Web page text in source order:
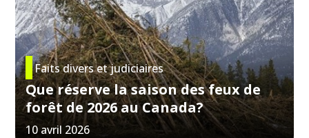
Faits divers et judiciaires
Que réserve la saison des feux de
forêt de 2026 au Canada?
10 avril 2026